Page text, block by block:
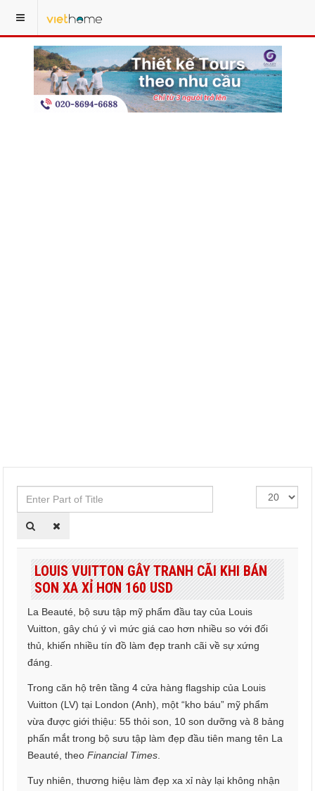
Enter
Part
of
Hiển
thị
LOUIS VUITTON GÂY TRANH CÃI KHI BÁN
SON XA XỈ HƠN 160 USD
La Beauté, bộ sưu tập mỹ phẩm đầu tay của Louis
Vuitton, gây chú ý vì mức giá cao hơn nhiều so với đối
thủ, khiến nhiều tín đồ làm đẹp tranh cãi về sự xứng
đáng.
Trong căn hộ trên tầng 4 cửa hàng flagship của Louis
Vuitton (LV) tại London (Anh), một “kho báu” mỹ phẩm
vừa được giới thiệu: 55 thỏi son, 10 son dưỡng và 8 bảng
phấn mắt trong bộ sưu tập làm đẹp đầu tiên mang tên La
Beauté, theoFinancial Times
Tuy nhiên, thương hiệu làm đẹp xa xỉ này lại không nhận